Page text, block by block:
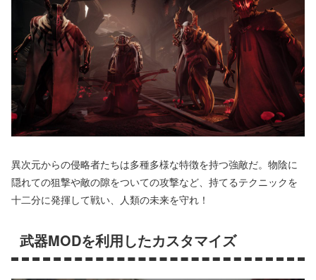
異次元からの侵略者たちは多種多様な特徴を持つ強敵だ。物陰に
隠れての狙撃や敵の隙をついての攻撃など、持てるテクニックを
十二分に発揮して戦い、人類の未来を守れ！
武器MODを利用したカスタマイズ